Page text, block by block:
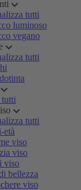
tutti
luminoso
vegano
tutti
tutti
età
viso
viso
viso
bellezza
viso